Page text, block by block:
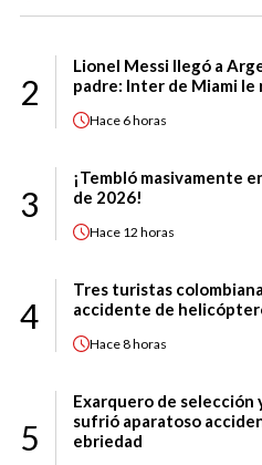
2
Lionel Messi llegó a
padre: Inter de Miami
Hace 6 horas
3
¡Tembló masivamente
de 2026!
Hace 12 horas
4
Tres turistas
accidente de
Hace8 horas
5
Exarquero de selección
sufrió aparatoso
ebriedad